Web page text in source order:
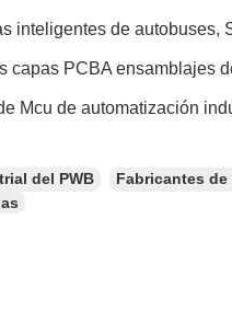
inteligentes de
capas PCBA ensamblajes
Mcu de automatización
del PWB
Fabricantes